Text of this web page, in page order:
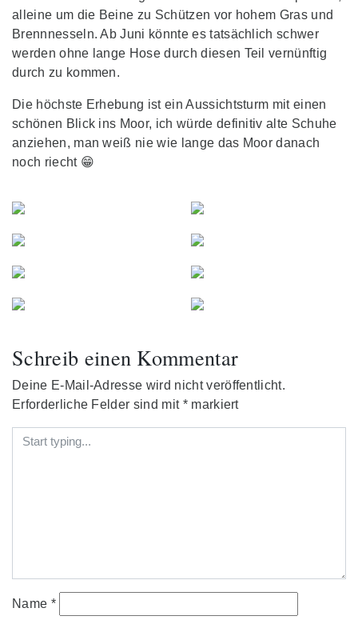
alleine um die Beine zu Schützen vor hohem Gras und
Brennnesseln. Ab Juni könnte es tatsächlich schwer
werden ohne lange Hose durch diesen Teil vernünftig
durch zu kommen.
Die höchste Erhebung ist ein Aussichtsturm mit einen
schönen Blick ins Moor, ich würde definitiv alte Schuhe
anziehen, man weiß nie wie lange das Moor danach
noch riecht 😁
Schreib einen Kommentar
Deine E-Mail-Adresse wird nicht veröffentlicht.
Erforderliche Felder sind mit *markiert
Name *